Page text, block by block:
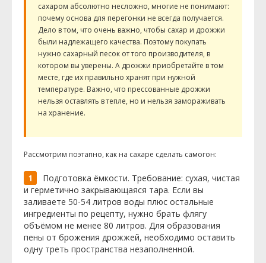
сахаром абсолютно несложно, многие не понимают:
почему основа для перегонки не всегда получается.
Дело в том, что очень важно, чтобы сахар и дрожжи
были надлежащего качества. Поэтому покупать
нужно сахарный песок от того производителя, в
котором вы уверены. А дрожжи приобретайте в том
месте, где их правильно хранят при нужной
температуре. Важно, что прессованные дрожжи
нельзя оставлять в тепле, но и нельзя замораживать
на хранение.
Рассмотрим поэтапно, как на сахаре сделать самогон:
Подготовка ёмкости. Требование: сухая, чистая
и герметично закрывающаяся тара. Если вы
заливаете 50-54 литров воды плюс остальные
ингредиенты по рецепту, нужно брать флягу
объёмом не менее 80 литров. Для образования
пены от брожения дрожжей, необходимо оставить
одну треть пространства незаполненной.